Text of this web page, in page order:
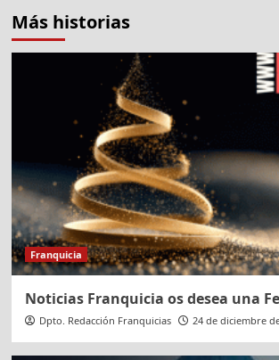
Más historias
Franquicia
Noticias Franquicia os desea una
Dpto. Redacción Franquicias 24 de diciembre